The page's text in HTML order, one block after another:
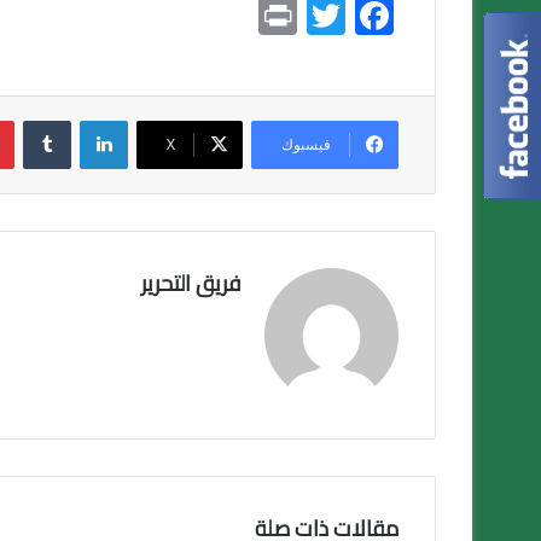
F
ac
e
b
o
ok
T
wi
tt
er
t
فيسبوك X
لينكدإن
فريق التحرير
مقالات ذات صلة